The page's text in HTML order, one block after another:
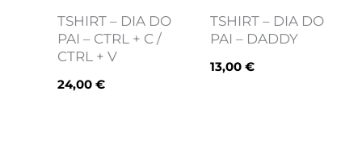
TSHIRT – DIA DO
PAI – CTRL + C /
CTRL + V
24,00 €
TSHIRT – DIA DO
PAI – DADDY
13,00 €